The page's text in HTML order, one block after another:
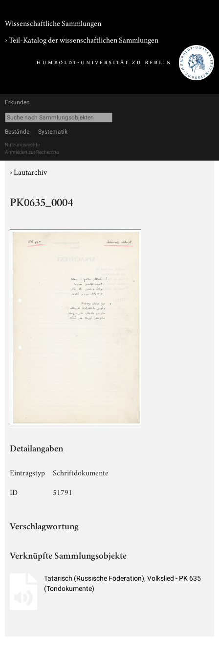
Wissenschaftliche Sammlungen
› Teil-Katalog der wissenschaftlichen Sammlungen
Erkunden
Bestände Systematik
Nutzungsrechte
Anmelden zur Recherche
›Lautarchiv
PK0635_0004
Detailangaben
Eintragstyp
Schriftdokumente
ID
51791
Verschlagwortung
Verknüpfte Sammlungsobjekte
Tatarisch (Russische Föderation), Volkslied - PK 635
(Tondokumente)